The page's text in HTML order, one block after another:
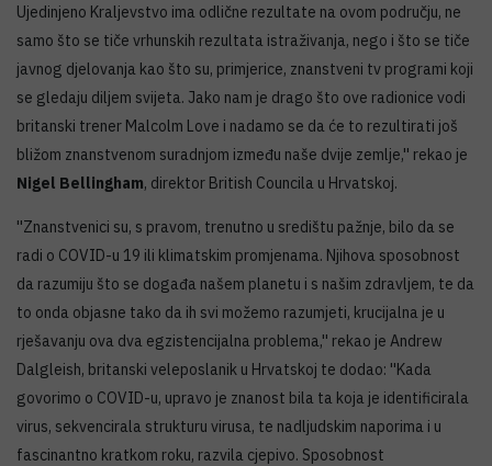
Ujedinjeno Kraljevstvo ima odlične rezultate na ovom području, ne
samo što se tiče vrhunskih rezultata istraživanja, nego i što se tiče
javnog djelovanja kao što su, primjerice, znanstveni tv programi koji
se gledaju diljem svijeta. Jako nam je drago što ove radionice vodi
britanski trener Malcolm Love i nadamo se da će to rezultirati još
bližom znanstvenom suradnjom između naše dvije zemlje,'' rekao je
Nigel Bellingham, direktor British Councila u Hrvatskoj.
''Znanstvenici su, s pravom, trenutno u središtu pažnje, bilo da se
radi o COVID-u 19 ili klimatskim promjenama. Njihova sposobnost
da razumiju što se događa našem planetu i s našim zdravljem, te da
to onda objasne tako da ih svi možemo razumjeti, krucijalna je u
rješavanju ova dva egzistencijalna problema,'' rekao je Andrew
Dalgleish, britanski veleposlanik u Hrvatskoj te dodao: ''Kada
govorimo o COVID-u, upravo je znanost bila ta koja je identificirala
virus, sekvencirala strukturu virusa, te nadljudskim naporima i u
fascinantno kratkom roku, razvila cjepivo. Sposobnost